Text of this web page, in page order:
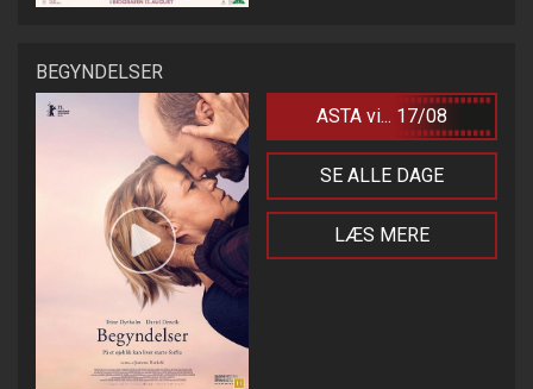
BEGYNDELSER
ASTA vi... 17/08
SE ALLE DAGE
LÆS MERE